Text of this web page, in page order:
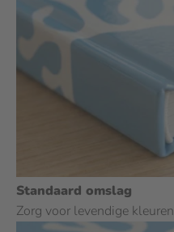
Standaard omslag
Zorg voor levendige kleuren